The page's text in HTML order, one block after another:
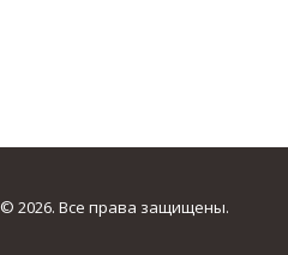
© 2026. Все права защищены.